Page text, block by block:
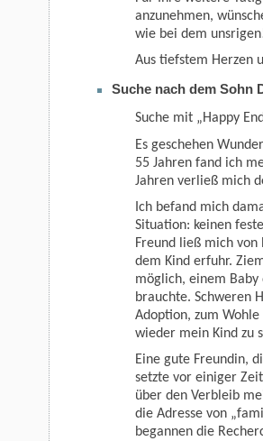
anzunehmen,
wie bei dem
Aus tiefstem Herzen
Suche nach dem Sohn
Suche mit „Happy
Es geschehen
55 Jahren fand ich
Jahren verließ mich
Ich befand mich
Situation: keinen
Freund ließ mich
dem Kind erfuhr.
möglich, einem Baby
brauchte. Schweren
Adoption, zum
wieder mein Kind zu
Eine gute Freundin,
setzte vor einiger
über den Verbleib
die Adresse von
begannen die